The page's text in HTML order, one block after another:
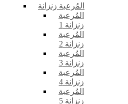
المُرعبة زنزانة
المُرعبة
زنزانة 1
المُرعبة
زنزانة 2
المُرعبة
زنزانة 3
المُرعبة
زنزانة 4
المُرعبة
زنزانة 5